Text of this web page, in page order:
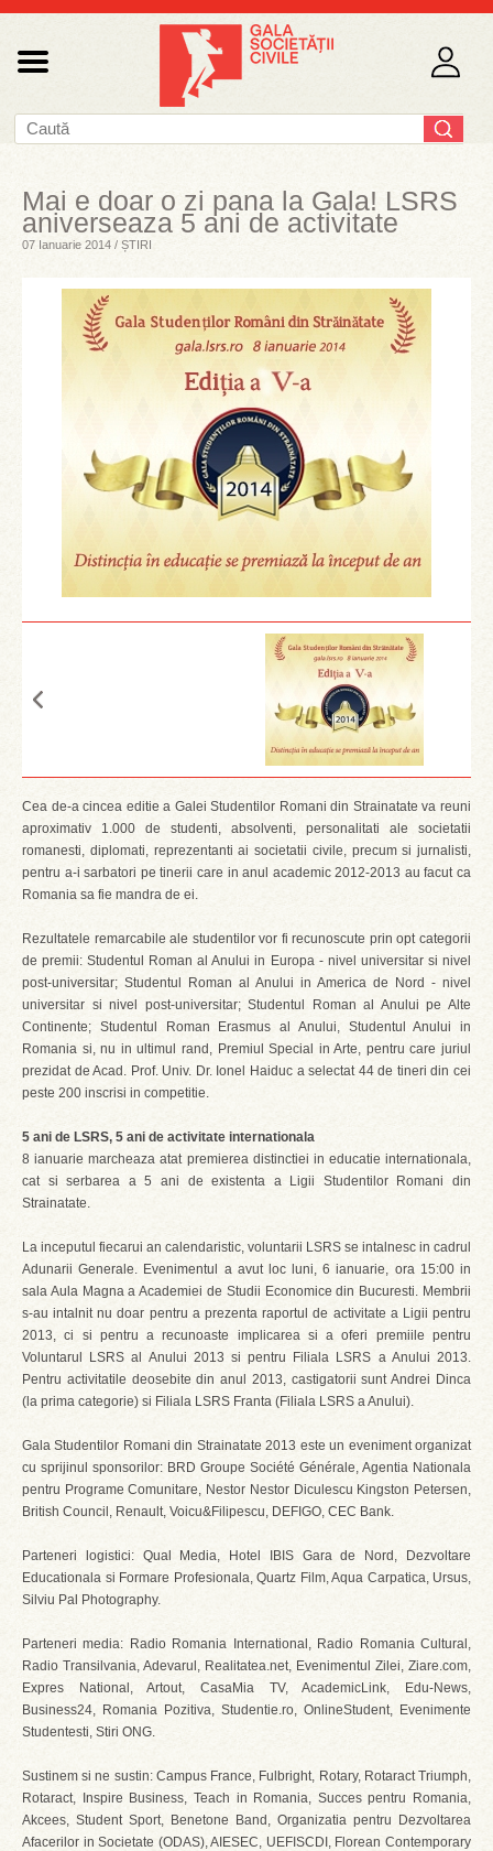
Mai e doar o zi pana la Gala! LSRS
aniverseaza 5 ani de activitate
07 Ianuarie 2014 / ȘTIRI
Cea de-a cincea editie a Galei Studentilor Romani din Strainatate va reuni
aproximativ 1.000 de studenti, absolventi, personalitati ale societatii
romanesti, diplomati, reprezentanti ai societatii civile, precum si jurnalisti,
pentru a-i sarbatori pe tinerii care in anul academic 2012-2013 au facut ca
Romania sa fie mandra de ei.
Rezultatele remarcabile ale studentilor vor fi recunoscute prin opt categorii
de premii: Studentul Roman al Anului in Europa - nivel universitar si nivel
post-universitar; Studentul Roman al Anului in America de Nord - nivel
universitar si nivel post-universitar; Studentul Roman al Anului pe Alte
Continente; Studentul Roman Erasmus al Anului, Studentul Anului in
Romania si, nu in ultimul rand, Premiul Special in Arte, pentru care juriul
prezidat de Acad. Prof. Univ. Dr. Ionel Haiduc a selectat 44 de tineri din cei
peste 200 inscrisi in competitie.
5 ani de LSRS, 5 ani de activitate internationala
8 ianuarie marcheaza atat premierea distinctiei in educatie internationala,
cat si serbarea a 5 ani de existenta a Ligii Studentilor Romani din
Strainatate.
La inceputul fiecarui an calendaristic, voluntarii LSRS se intalnesc in cadrul
Adunarii Generale. Evenimentul a avut loc luni, 6 ianuarie, ora 15:00 in
sala Aula Magna a Academiei de Studii Economice din Bucuresti. Membrii
s-au intalnit nu doar pentru a prezenta raportul de activitate a Ligii pentru
2013, ci si pentru a recunoaste implicarea si a oferi premiile pentru
Voluntarul LSRS al Anului 2013 si pentru Filiala LSRS a Anului 2013.
Pentru activitatile deosebite din anul 2013, castigatorii sunt Andrei Dinca
(la prima categorie) si Filiala LSRS Franta (Filiala LSRS a Anului).
Gala Studentilor Romani din Strainatate 2013 este un eveniment organizat
cu sprijinul sponsorilor: BRD Groupe Société Générale, Agentia Nationala
pentru Programe Comunitare, Nestor Nestor Diculescu Kingston Petersen,
British Council, Renault, Voicu&Filipescu, DEFIGO, CEC Bank.
Parteneri logistici: Qual Media, Hotel IBIS Gara de Nord, Dezvoltare
Educationala si Formare Profesionala, Quartz Film, Aqua Carpatica, Ursus,
Silviu Pal Photography.
Parteneri media: Radio Romania International, Radio Romania Cultural,
Radio Transilvania, Adevarul, Realitatea.net, Evenimentul Zilei, Ziare.com,
Expres National, Artout, CasaMia TV, AcademicLink, Edu-News,
Business24, Romania Pozitiva, Studentie.ro, OnlineStudent, Evenimente
Studentesti, Stiri ONG.
Sustinem si ne sustin: Campus France, Fulbright, Rotary, Rotaract Triumph,
Rotaract, Inspire Business, Teach in Romania, Succes pentru Romania,
Akcees, Student Sport, Benetone Band, Organizatia pentru Dezvoltarea
Afacerilor in Societate (ODAS), AIESEC, UEFISCDI, Florean Contemporary